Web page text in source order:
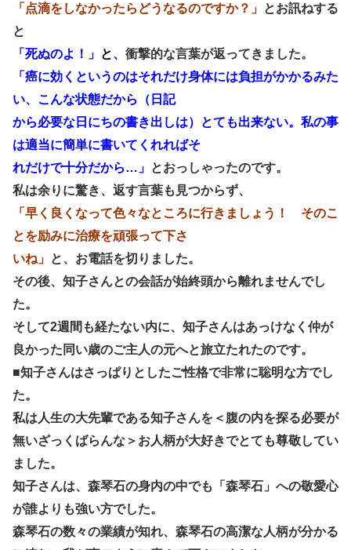
「点滴をしなかったらどうなるのですか？」 とお訊ねする
と
「死ぬのよ！」 と、 衝撃的な言葉が返ってきました。
「癌に効くというのはそれだけ身体には負担がかかるみた
い、こんな状態だから（日記
から必要な日にちの書き出しは）とても出来ない。私の事
は適当に簡単に書いてくれればそ
れだけで十分だから…」 とおっしゃったのです。
私は余りに驚き、返す言葉も見つからず、
「早く良くなって色々なところに行きましょう！ そのこ
とを励みに治療を頑張って下さ
いね」 と、お電話を切りました。
その後、知子さんとの会話が始終頭から離れませんでし
た。
そして2週間も経たない内に、知子さんはあっけなく仲が
良かった同い歳のご主人の元へと旅立たれたのです。
■知子さんはさっぱりとしたご性格で非常に聡明な方でし
た。
私は人生の大先輩である知子さんを＜腹の内を探る必要が
無いざっくばらんな＞お人柄が大好きでとても尊敬してい
ました。
知子さんは、森琴石の身内の中でも「森琴石」への敬愛心
が誰よりも強い方でした。
森琴石の数々の業績が知れ、森琴石の高潔な人柄が分かる